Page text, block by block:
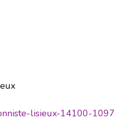
lisieux-14100-1097